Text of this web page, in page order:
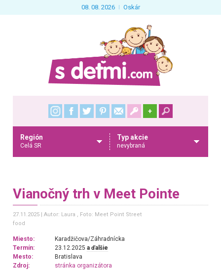
08. 08. 2026 Oskár
+
Región
Celá SR
Typ akcie
nevybraná
Vianočný trh v Meet Pointe
27.11.2025 Autor: Laura , Foto: Meet Point Street
food
Miesto:
Karadžičova/Záhradnícka
Termín:
23.12.2025a ďalšie
Mesto:
Bratislava
Zdroj:
stránka organizátora